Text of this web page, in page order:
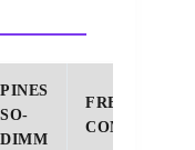
PINES
SO-
DIMM
FREQ.
COMÚN